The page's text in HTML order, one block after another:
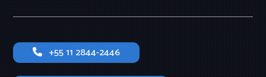
+55 11 2844-2446